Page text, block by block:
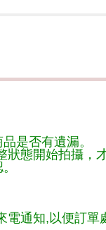
是否有遺漏。
態開始拍攝，
通知,以便訂